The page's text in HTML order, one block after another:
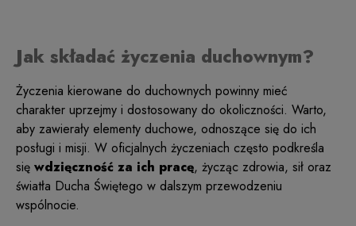
Jak składać życzenia duchownym?
Życzenia kierowane do duchownych powinny mieć
charakter uprzejmy i dostosowany do okoliczności. Warto,
aby zawierały elementy duchowe, odnoszące się do ich
posługi i misji. W oficjalnych życzeniach często podkreśla
się wdzięczność za ich pracę, życząc zdrowia, sił oraz
światła Ducha Świętego w dalszym przewodzeniu
wspólnocie.